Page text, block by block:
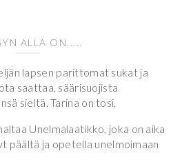
ALLA ON.....
lapsen parittomat sukat ja
saattaa, säärisuojista
sieltä. Tarina on tosi.
Unelmalaatikko, joka on aika
päältä ja opetella unelmoimaan